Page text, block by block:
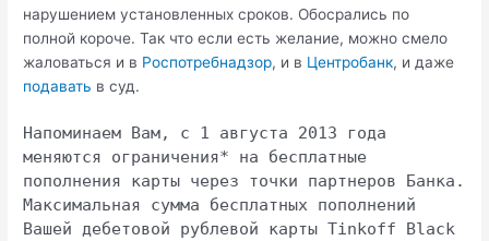
нарушением установленных сроков. Обосрались по
полной короче. Так что если есть желание, можно смело
жаловаться и в Роспотребнадзор, и в Центробанк, и даже
подавать в суд.
Напоминаем Вам, с 1 августа 2013 года
меняются ограничения* на бесплатные
пополнения карты через точки партнеров Банка.
Максимальная сумма бесплатных пополнений
Вашей дебетовой рублевой карты Tinkoff Black